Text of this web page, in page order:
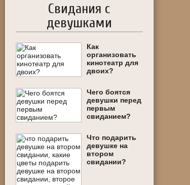
Свидания с
девушками
Как
организовать
кинотеатр для
двоих?
Чего боятся
девушки перед
первым
свиданием?
Что подарить
девушке на
втором
свидании?